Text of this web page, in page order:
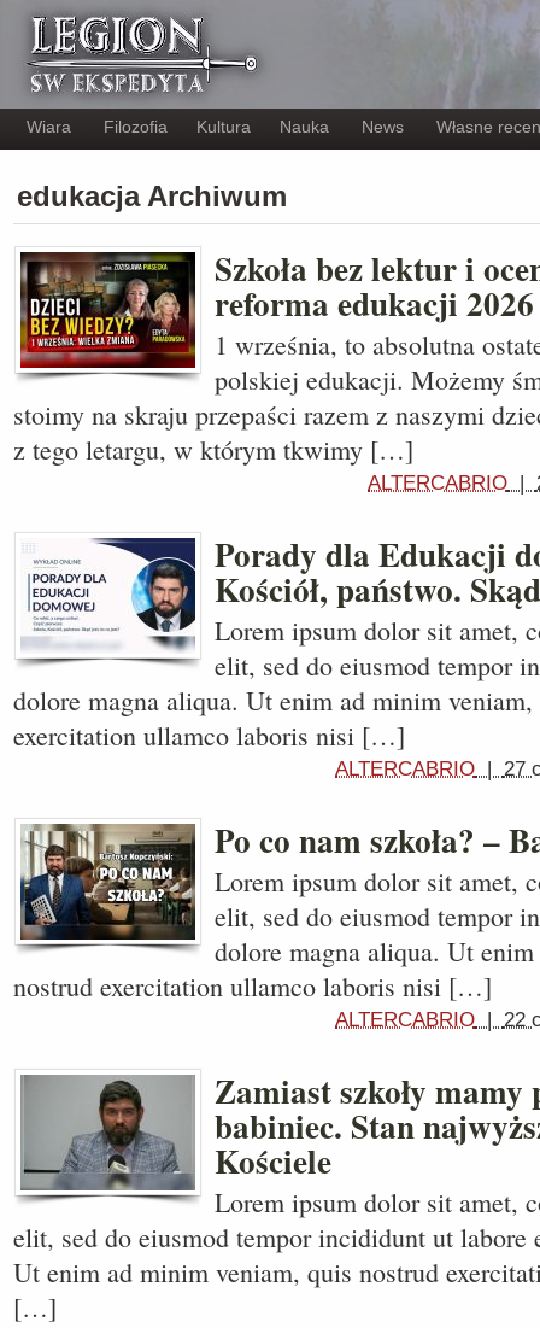
Wiara Filozofia Kultura Nauka News Własne
edukacja Archiwum
Szkoła bez lektur i
reforma edukacji 2026
1 września, to absolutna
polskiej edukacji. Możemy
stoimy na skraju przepaści razem z naszymi
z tego letargu, w którym tkwimy […]
ALTERCABRIO |
Porady dla Edukacji
Kościół, państwo.
Lorem ipsum dolor sit amet,
elit, sed do eiusmod tempor
dolore magna aliqua. Ut enim ad minim
exercitation ullamco laboris nisi […]
ALTERCABRIO | 27
Po co nam szkoła? –
Lorem ipsum dolor sit amet,
elit, sed do eiusmod tempor
dolore magna aliqua. Ut
nostrud exercitation ullamco laboris nisi […]
ALTERCABRIO | 22
Zamiast szkoły mamy
babiniec. Stan
Kościele
Lorem ipsum dolor sit amet,
elit, sed do eiusmod tempor incididunt ut labore
Ut enim ad minim veniam, quis nostrud
[…]